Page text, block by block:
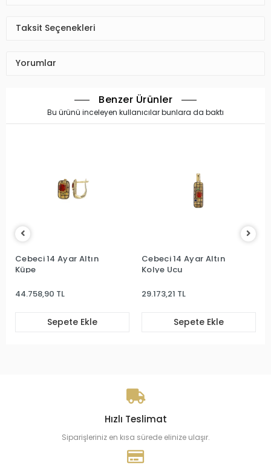
Taksit Seçenekleri
Yorumlar
Benzer Ürünler
Bu ürünü inceleyen kullanıcılar bunlara da baktı
Cebeci 14 Ayar Altın
Küpe
44.758,90 TL
Sepete Ekle
Cebeci 14 Ayar Altın
Kolye Ucu
29.173,21 TL
Sepete Ekle
Hızlı Teslimat
Siparişleriniz en kısa sürede elinize ulaşır.